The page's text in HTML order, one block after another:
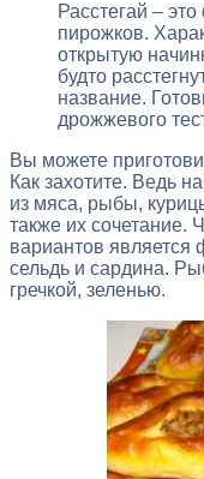
Расстегай –
пирожков.
открытую
будто
название.
дрожжевого
Вы можете
Как захотите. Ведь
из мяса, рыбы,
также их сочетание.
вариантов является
сельдь и сардина.
гречкой, зеленью.